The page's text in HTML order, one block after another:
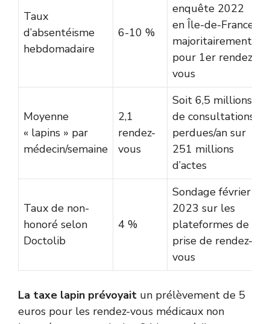
Taux
d’absentéisme
hebdomadaire
6-10 %
enquête 2022
en Île-de-France,
majoritairement
pour 1er rendez-
vous
Moyenne
« lapins » par
médecin/semaine
2,1
rendez-
vous
Soit 6,5 millions
de consultations
perdues/an sur
251 millions
d’actes
Taux de non-
honoré selon
Doctolib
4 %
Sondage février
2023 sur les
plateformes de
prise de rendez-
vous
La taxe lapin prévoyait un prélèvement de 5
euros pour les rendez-vous médicaux non